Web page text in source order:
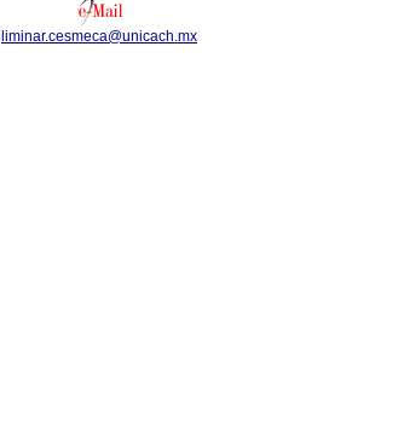
liminar.cesmeca@unicach.mx